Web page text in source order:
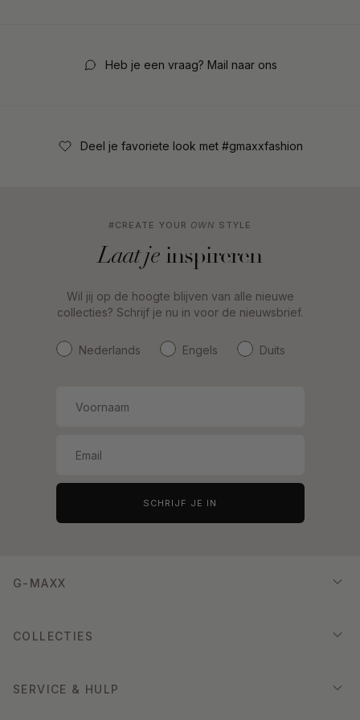
Heb je een vraag? Mail naar ons
Deel je favoriete look met #gmaxxfashion
#CREATE YOUR OWN STYLE
Laat jeinspireren
Wil jij op de hoogte blijven van alle nieuwe
collecties? Schrijf je nu in voor de nieuwsbrief.
Nederlands Engels Duits
SCHRIJF JE IN
G-MAXX
COLLECTIES
SERVICE & HULP